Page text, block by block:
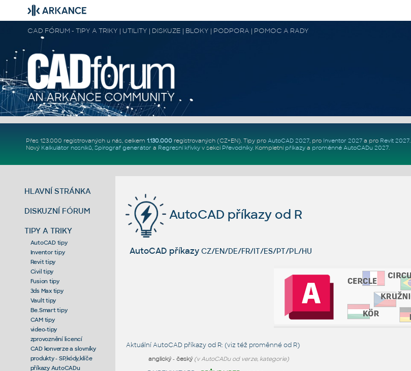
CAD FÓRUM - TIPY A TRIKY | UTILITY | DISKUZE | BLOKY | PODPORA | POMOC A RADY
Přes 123.000 registrovaných u nás, celkem 1.130.000registrovaných (CZ+EN). Tipy pro AutoCAD 2027, pro Inventor 2027a pro Revit 2027.
Nový Kalkulátor nosníků, Spirograf generátor a Regresní křivkyv sekci Převodníky. Kompletní příkazya proměnné AutoCADu 2027.
HLAVNÍ STRÁNKA
DISKUZNÍ FÓRUM
TIPY A TRIKY
AutoCAD tipy
Inventor tipy
Revit tipy
Civil tipy
Fusion tipy
3ds Max tipy
Vault tipy
Be.Smart tipy
CAM tipy
video-tipy
zprovoznění licencí
CAD konverze a slovníky
produkty - SP,kódy,klíče
příkazy AutoCADu
AutoCAD příkazy od R
AutoCAD příkazy CZ/EN/DE/FR/IT/ES/PT/PL/HU
Aktuální AutoCAD příkazy od R: (viz též proměnné od R)
anglický- český (v AutoCADu od verze, kategorie)